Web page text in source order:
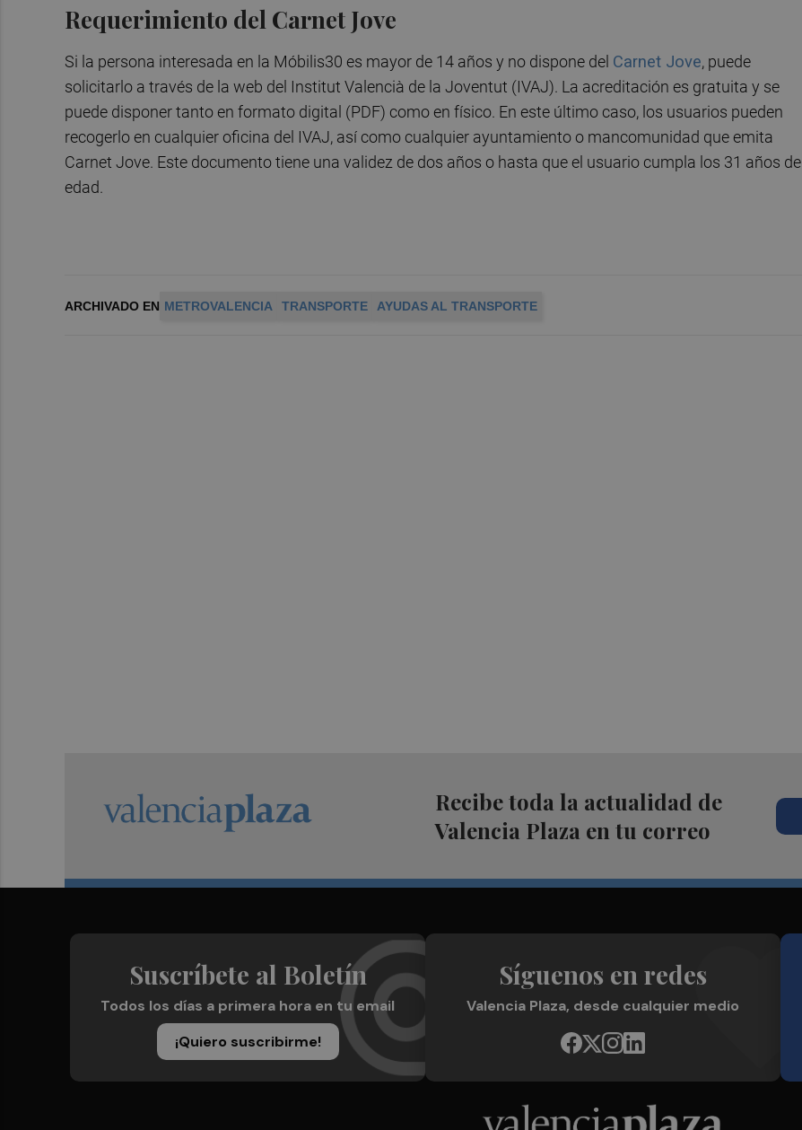
Requerimiento del Carnet Jove
Si la persona interesada en la Móbilis30 es mayor de 14 años y no dispone del Carnet Jove, puede
solicitarlo a través de la web del Institut Valencià de la Joventut (IVAJ). La acreditación es gratuita y se
puede disponer tanto en formato digital (PDF) como en físico. En este último caso, los usuarios pueden
recogerlo en cualquier oficina del IVAJ, así como cualquier ayuntamiento o mancomunidad que emita
Carnet Jove. Este documento tiene una validez de dos años o hasta que el usuario cumpla los 31 años de
edad.
ARCHIVADO EN METROVALENCIA TRANSPORTE AYUDAS AL TRANSPORTE
Recibe toda la actualidad de
Valencia Plaza en tu correo
Suscríbete al Boletín
Todos los días a primera hora en tu email
¡Quiero suscribirme!
Síguenos en redes
Valencia Plaza, desde cualquier medio